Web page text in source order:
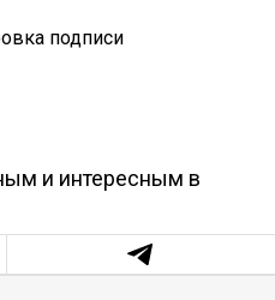
подписи
и интересным в